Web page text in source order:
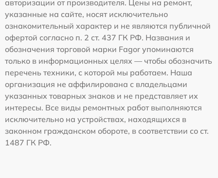
авторизации от производителя. Цены на ремонт,
указанные на сайте, носят исключительно
ознакомительный характер и не являются публичной
офертой согласно п. 2 ст. 437 ГК РФ. Названия и
обозначения торговой марки Fagor упоминаются
только в информационных целях — чтобы обозначить
перечень техники, с которой мы работаем. Наша
организация не аффилирована с владельцами
указанных товарных знаков и не представляет их
интересы. Все виды ремонтных работ выполняются
исключительно на устройствах, находящихся в
законном гражданском обороте, в соответствии со ст.
1487 ГК РФ.